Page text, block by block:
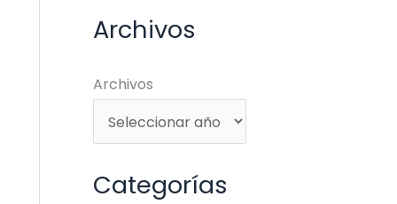
Archivos
Archivos
Categorías